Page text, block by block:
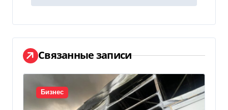
а
ц
и
я
Связанные записи
Бизнес